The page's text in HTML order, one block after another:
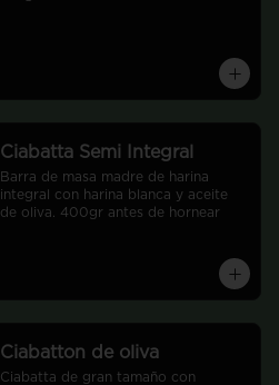
Ciabatta Semi Integral
Barra de masa madre de harina
integral con harina blanca y aceite
de oliva. 400gr antes de hornear
Ciabatton de oliva
Ciabatta de gran tamaño con